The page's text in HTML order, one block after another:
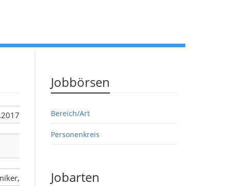
Jobbörsen
Bereich/Art
Personenkreis
Jobarten